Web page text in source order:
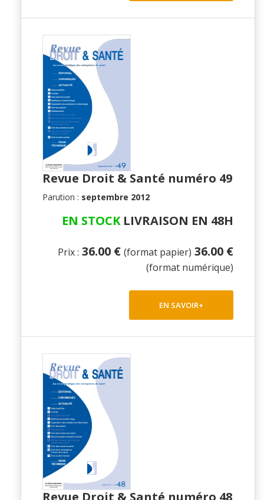
Revue Droit & Santé numéro 49
Parution : septembre 2012
EN STOCKLIVRAISON EN 48H
Prix : 36.00 € (format papier) 36.00 €
(format numérique)
EN SAVOIR+
Revue Droit & Santé numéro 48